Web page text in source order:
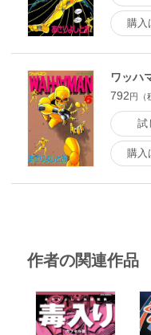
購入
ワッハ
792円（
試
購入
作者の関連作品